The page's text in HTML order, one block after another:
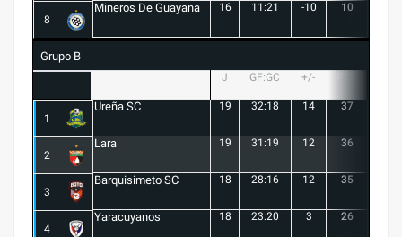
8
Mineros De Guayana 16 11:21 -10 10
Grupo B
J GF:GC +/-
1
Ureña SC 19 32:18 14 37
2
Lara 19 31:19 12 36
3
Barquisimeto SC 18 28:16 12 35
4
Yaracuyanos 18 23:20 3 26